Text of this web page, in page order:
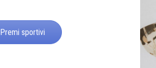
Premi sportivi